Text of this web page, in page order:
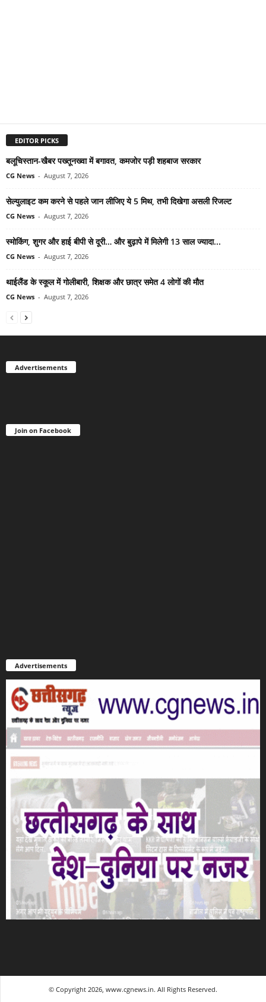
EDITOR PICKS
बलूचिस्तान-खैबर पख्तूनख्वा में बगावत, कमजोर पड़ी शहबाज सरकार
CG News - August 7, 2026
सेल्युलाइट कम करने से पहले जान लीजिए ये 5 मिथ, तभी दिखेगा असली रिजल्ट
CG News - August 7, 2026
स्मोकिंग, शुगर और हाई बीपी से दूरी… और बुढ़ापे में मिलेगी 13 साल ज्यादा...
CG News - August 7, 2026
थाईलैंड के स्कूल में गोलीबारी, शिक्षक और छात्र समेत 4 लोगों की मौत
CG News - August 7, 2026
Advertisements
Join on Facebook
Advertisements
© Copyright 2026, www.cgnews.in. All Rights Reserved.